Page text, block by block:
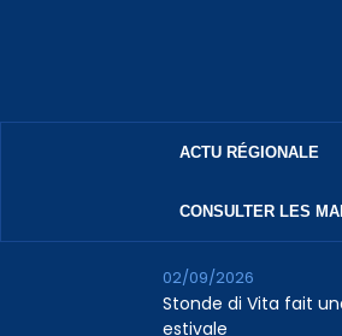
ACTU RÉGIONALE
CONSULTER LES
Stonde di Vita fait
estivale
02/09/2026